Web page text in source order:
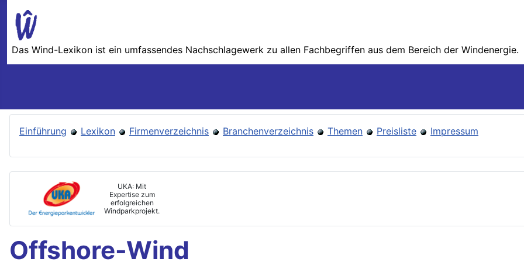
Das Wind-Lexikon ist ein umfassendes Nachschlage­werk zu allen Fachbegriffen aus dem Bereich der Wind­energie.
Einführung Lexikon Firmenverzeichnis Branchenverzeichnis Themen Preisliste Impressum
UKA: Mit
Expertise zum
erfolgreichen
Windparkprojekt.
Offshore-Wind